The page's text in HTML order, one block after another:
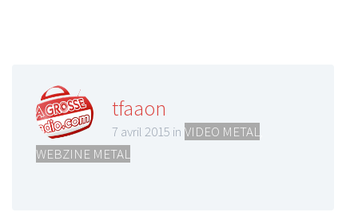
tfaaon
7 avril 2015 in VIDEO METAL
WEBZINE METAL